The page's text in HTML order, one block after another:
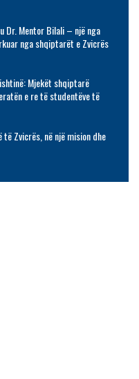
Dr. Mentor Bilali – një nga
nga shqiptarët e Zvicrës
Mjekët shqiptarë
e re të studentëve të
Zvicrës, në një mision dhe